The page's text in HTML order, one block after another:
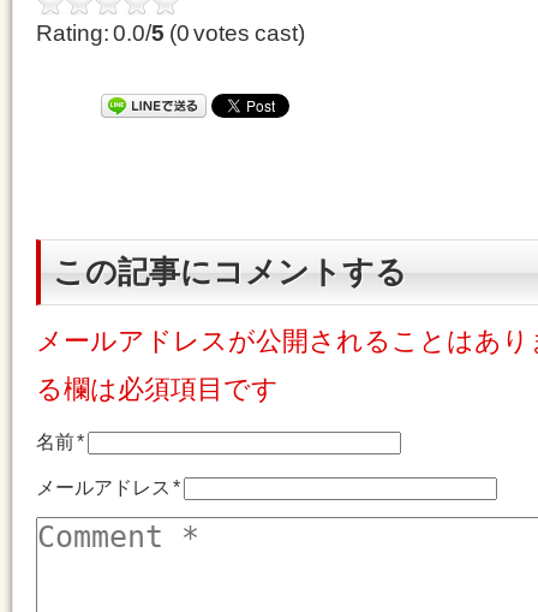
Rating: 0.0/5 (0 votes cast)
この記事にコメントする
メールアドレスが公開されることはあ
る欄は必須項目です
名前*
メールアドレス*